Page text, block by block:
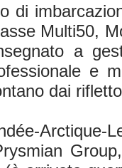
di
Multi50,
a
e
dai
Arctique-